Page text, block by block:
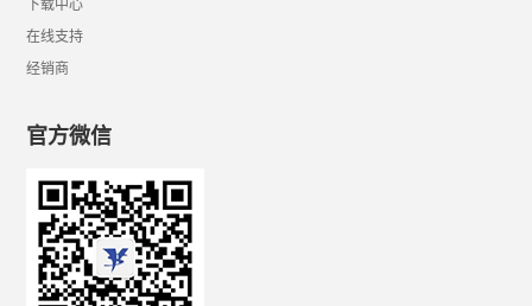
下载中心
在线支持
经销商
官方微信